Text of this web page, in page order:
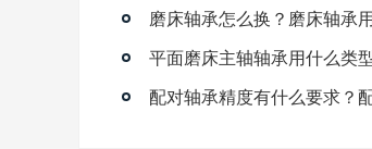
磨床轴承怎么换？磨床轴承
平面磨床主轴轴承用什么类
配对轴承精度有什么要求？